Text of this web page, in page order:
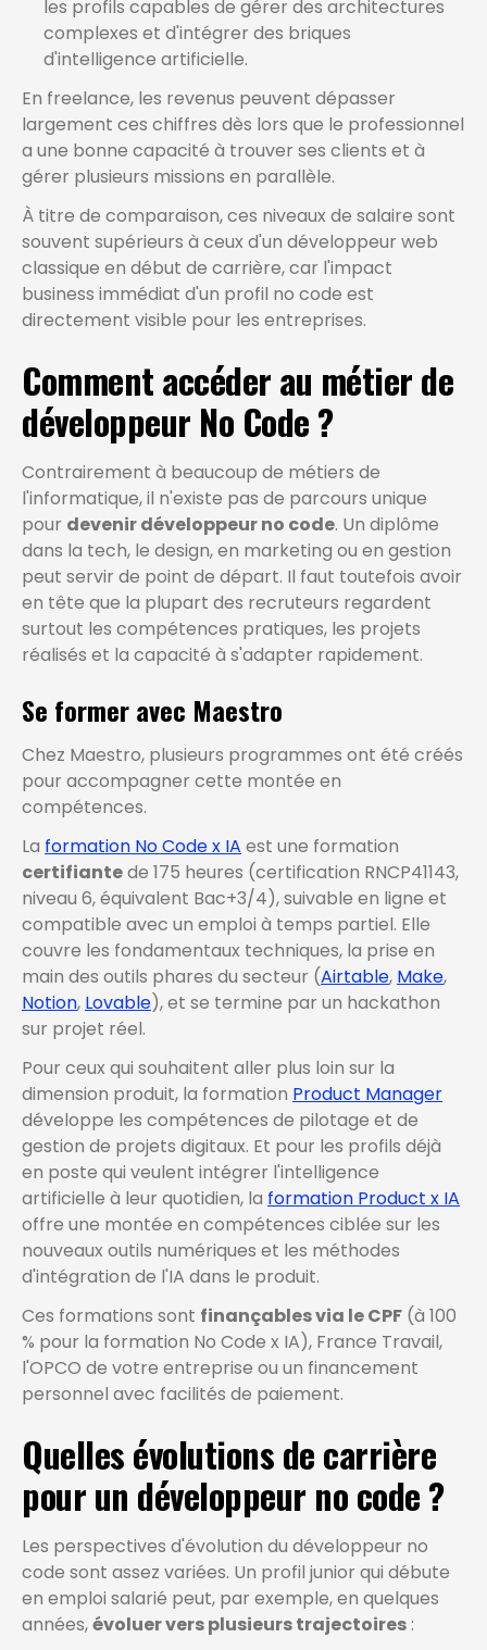
les profils capables de gérer des architectures
complexes et d'intégrer des briques
d'intelligence artificielle.
En freelance, les revenus peuvent dépasser
largement ces chiffres dès lors que le professionnel
a une bonne capacité à trouver ses clients et à
gérer plusieurs missions en parallèle.
À titre de comparaison, ces niveaux de salaire sont
souvent supérieurs à ceux d'un développeur web
classique en début de carrière, car l'impact
business immédiat d'un profil no code est
directement visible pour les entreprises.
Comment accéder au métier de
développeur No Code ?
Contrairement à beaucoup de métiers de
l'informatique, il n'existe pas de parcours unique
pour devenir développeur no code. Un diplôme
dans la tech, le design, en marketing ou en gestion
peut servir de point de départ. Il faut toutefois avoir
en tête que la plupart des recruteurs regardent
surtout les compétences pratiques, les projets
réalisés et la capacité à s'adapter rapidement.
Se former avec Maestro
Chez Maestro, plusieurs programmes ont été créés
pour accompagner cette montée en
compétences.
La formation No Code x IA est une formation
certifiantede 175 heures (certification RNCP41143,
niveau 6, équivalent Bac+3/4), suivable en ligne et
compatible avec un emploi à temps partiel. Elle
couvre les fondamentaux techniques, la prise en
main des outils phares du secteur (Airtable, Make,
Notion, Lovable), et se termine par un hackathon
sur projet réel.
Pour ceux qui souhaitent aller plus loin sur la
dimension produit, la formation Product Manager
développe les compétences de pilotage et de
gestion de projets digitaux. Et pour les profils déjà
en poste qui veulent intégrer l'intelligence
artificielle à leur quotidien, la formation Product x IA
offre une montée en compétences ciblée sur les
nouveaux outils numériques et les méthodes
d'intégration de l'IA dans le produit.
Ces formations sont finançables via le CPF (à 100
% pour la formation No Code x IA), France Travail,
l'OPCO de votre entreprise ou un financement
personnel avec facilités de paiement.
Quelles évolutions de carrière
pour un développeur no code ?
Les perspectives d'évolution du développeur no
code sont assez variées. Un profil junior qui débute
en emploi salarié peut, par exemple, en quelques
années,évoluer vers plusieurs trajectoires :